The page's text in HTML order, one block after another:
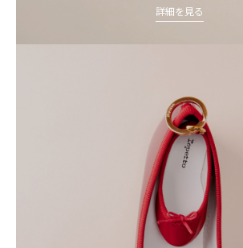
詳細を見る